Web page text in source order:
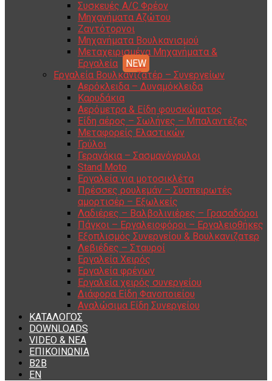
Συσκευές A/C Φρέον
Μηχανήματα Αζώτου
Ζαντότορνοι
Μηχανήματα Βουλκανισμού
Μεταχειρισμένα Μηχανήματα &
Εργαλεία
Εργαλεία Βουλκανιζατέρ – Συνεργείων
Αερόκλειδα – Δυναμόκλειδα
Καρυδάκια
Αερόμετρα & Είδη φουσκώματος
Είδη αέρος – Σωλήνες – Μπαλαντέζες
Μεταφορείς Ελαστικών
Γρύλοι
Γερανάκια – Σασμανόγρυλοι
Stand Moto
Εργαλεία για μοτοσικλέτα
Πρέσσες ρουλεμάν – Συσπειρωτές
αμορτισέρ – Εξωλκείς
Λαδιέρες – Βαλβολινιέρες – Γρασαδόροι
Πάγκοι – Εργαλειοφόροι – Εργαλειοθήκες
Εξοπλισμός Συνεργείου & Βουλκανιζατερ
Λεβιέδες – Σταυροί
Εργαλεία Χειρός
Εργαλεία φρένων
Εργαλεία χειρός συνεργείου
Διάφορα Είδη Φανοποιείου
Αναλώσιμα Είδη Συνεργείου
ΚΑΤΑΛΟΓΟΣ
DOWNLOADS
VIDEO & ΝΕΑ
ΕΠΙΚΟΙΝΩΝΙΑ
B2B
ΕΝ